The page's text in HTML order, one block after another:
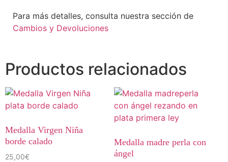
Para más detalles, consulta nuestra sección de
Cambios y Devoluciones
Productos relacionados
Medalla Virgen Niña
borde calado
25,00€
Medalla madre perla con
ángel